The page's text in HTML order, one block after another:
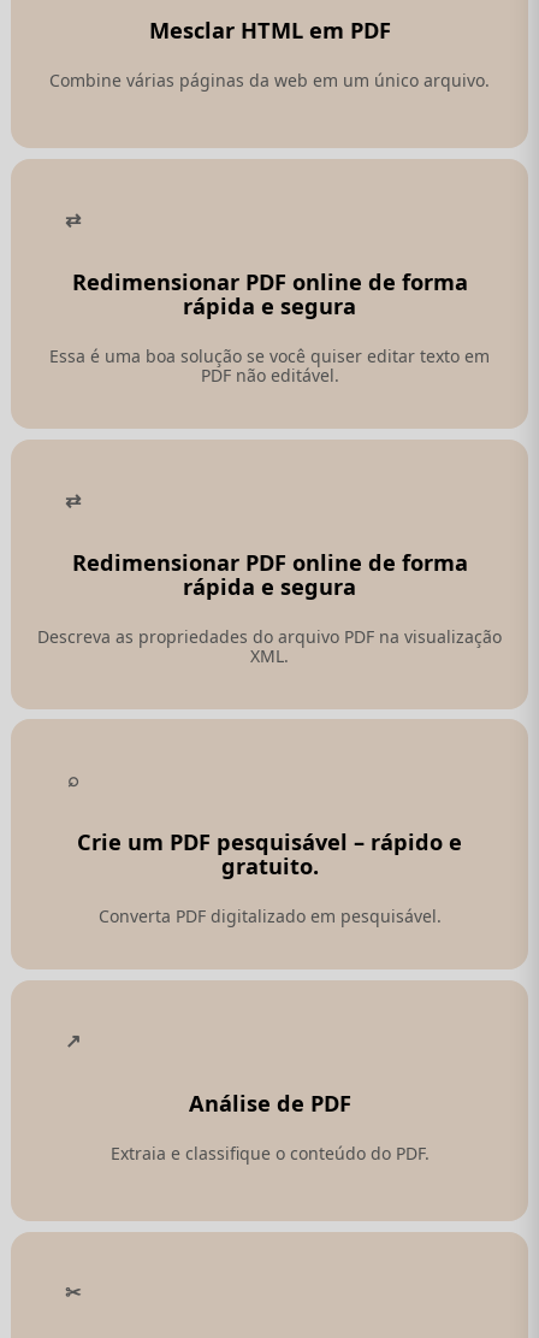
Mesclar HTML em PDF
Combine várias páginas da web em um único arquivo.
Redimensionar PDF online de forma
rápida e segura
Essa é uma boa solução se você quiser editar texto em
PDF não editável.
Redimensionar PDF online de forma
rápida e segura
Descreva as propriedades do arquivo PDF na visualização
XML.
Crie um PDF pesquisável – rápido e
gratuito.
Converta PDF digitalizado em pesquisável.
Análise de PDF
Extraia e classifique o conteúdo do PDF.